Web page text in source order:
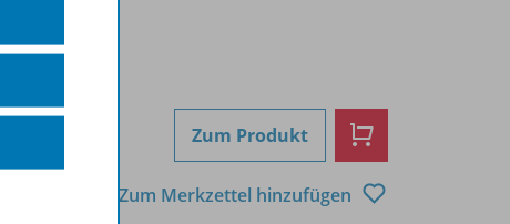
Zum Produkt
Zum Merkzettel hinzufügen